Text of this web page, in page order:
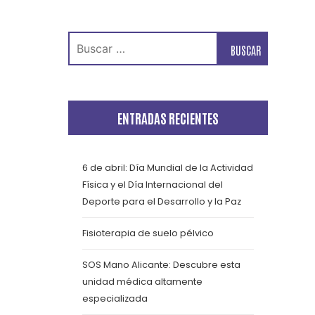
ENTRADAS RECIENTES
6 de abril: Día Mundial de la Actividad
Física y el Día Internacional del
Deporte para el Desarrollo y la Paz
Fisioterapia de suelo pélvico
SOS Mano Alicante: Descubre esta
unidad médica altamente
especializada